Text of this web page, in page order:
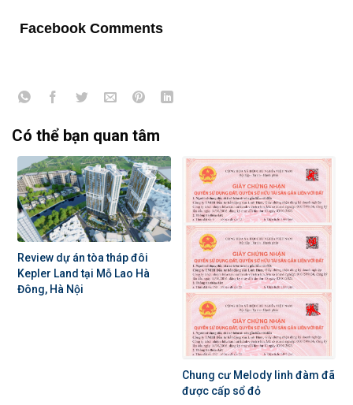
Facebook Comments
Có thể bạn quan tâm
Review dự án tòa tháp đôi
Kepler Land tại Mỗ Lao Hà
Đông, Hà Nội
Chung cư Melody linh đàm đã
được cấp sổ đỏ